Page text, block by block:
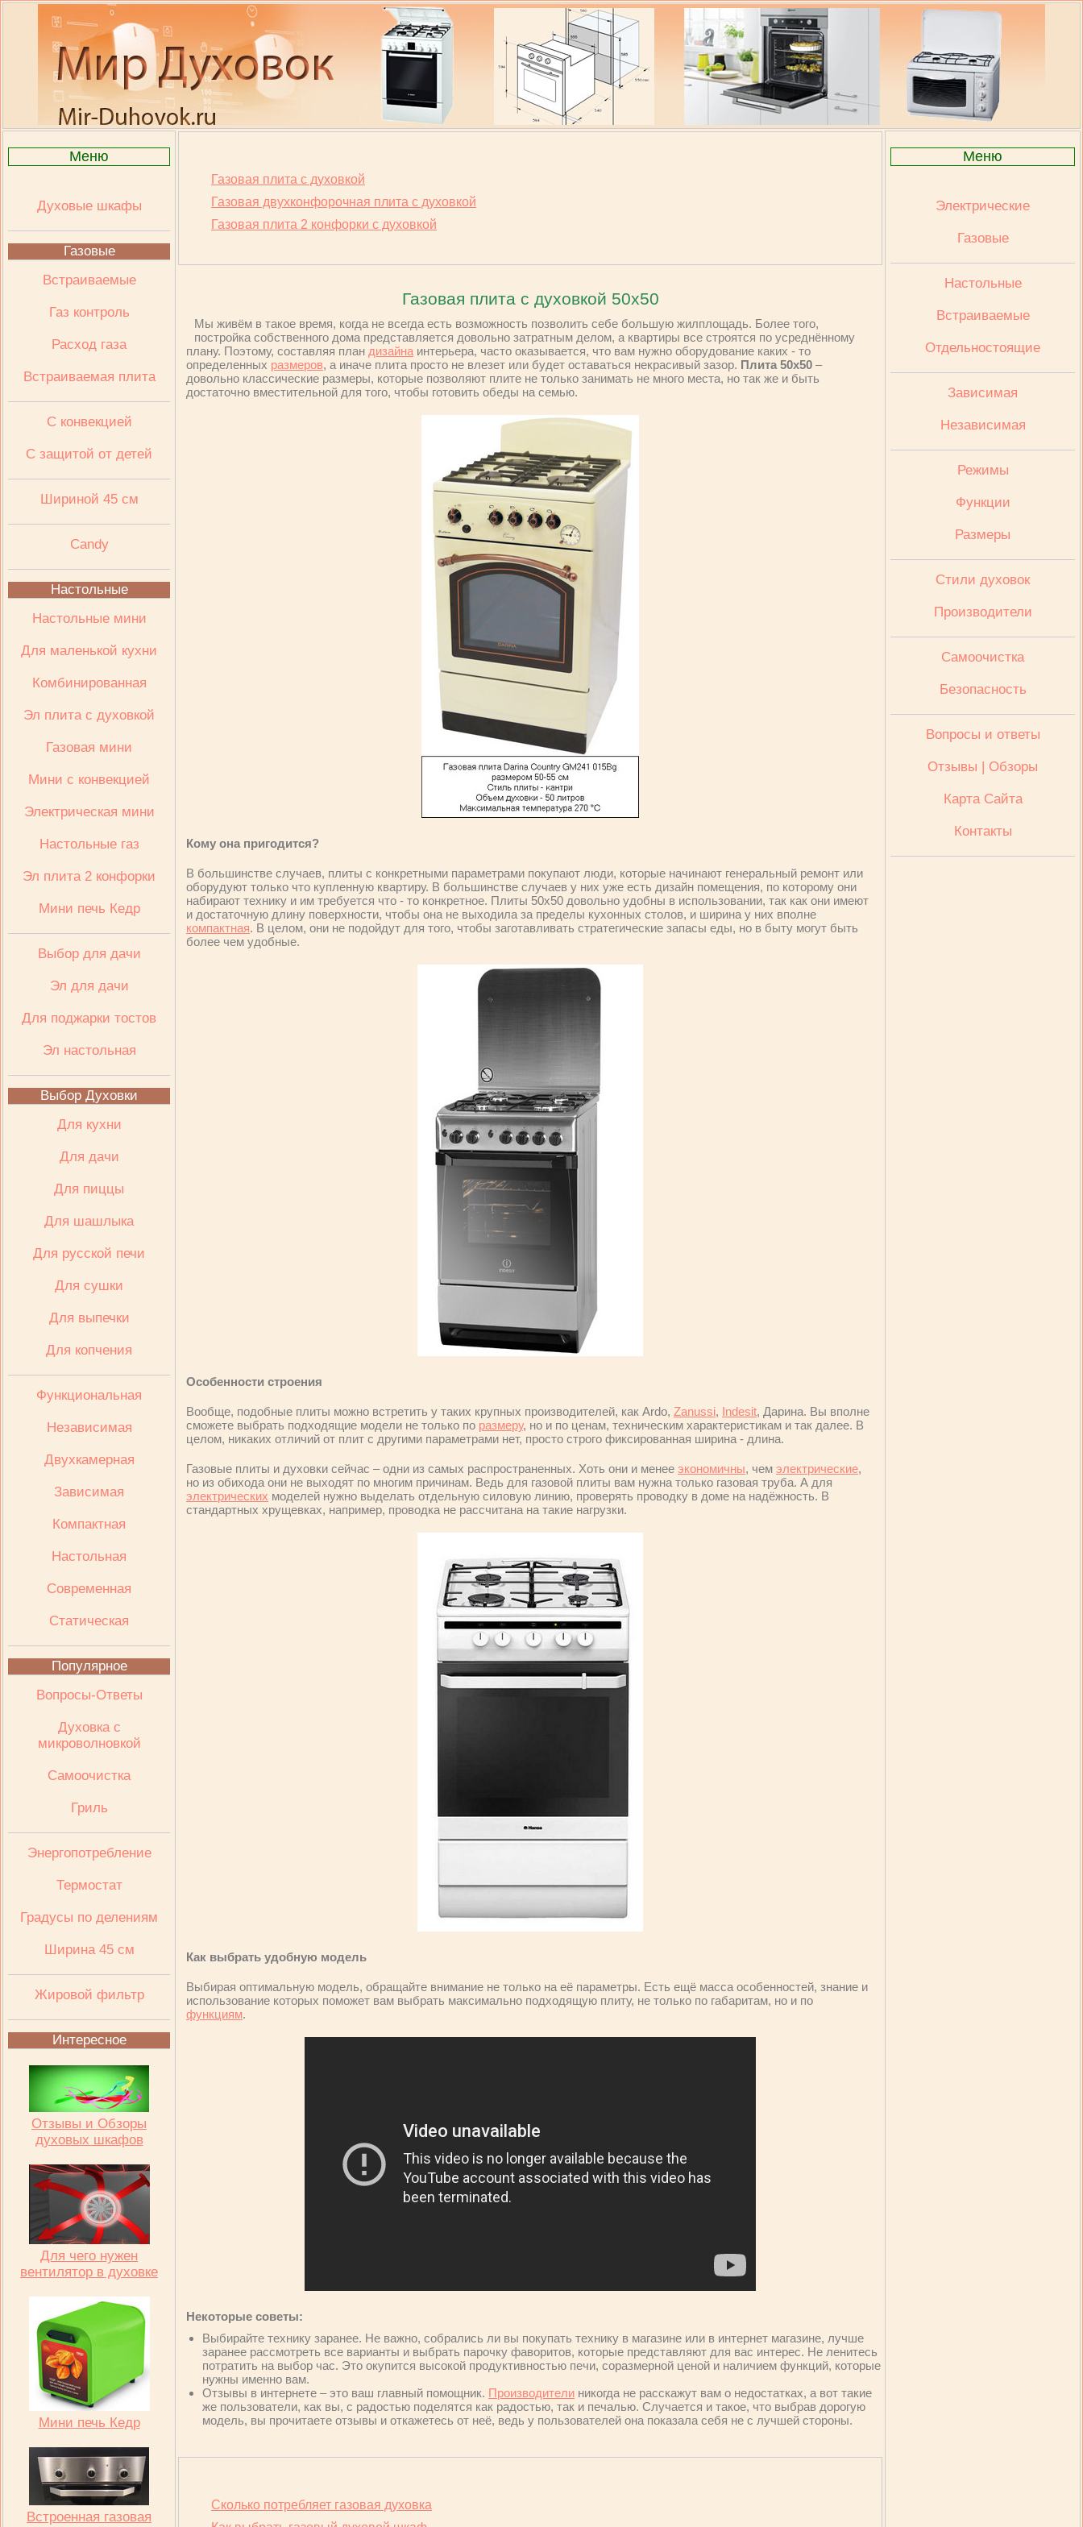
Меню
Духовые шкафы
Газовые
Встраиваемые
Газ контроль
Расход газа
Встраиваемая плита
C конвекцией
C защитой от детей
Шириной 45 см
Candy
Настольные
Настольные мини
Для маленькой кухни
Комбинированная
Эл плита с духовкой
Газовая мини
Мини с конвекцией
Электрическая мини
Настольные газ
Эл плита 2 конфорки
Мини печь Кедр
Выбор для дачи
Эл для дачи
Для поджарки тостов
Эл настольная
Выбор Духовки
Для кухни
Для дачи
Для пиццы
Для шашлыка
Для русской печи
Для сушки
Для выпечки
Для копчения
Функциональная
Независимая
Двухкамерная
Зависимая
Компактная
Настольная
Современная
Статическая
Популярное
Вопросы-Ответы
Духовка с
микроволновкой
Самоочистка
Гриль
Энергопотребление
Термостат
Градусы по делениям
Ширина 45 см
Жировой фильтр
Интересное
Отзывы и Обзоры
духовых шкафов
Для чего нужен
вентилятор в духовке
Мини печь Кедр
Встроенная газовая
Газовая плита с духовкой
Газовая двухконфорочная плита с духовкой
Газовая плита 2 конфорки с духовкой
Газовая плита с духовкой 50х50
Мы живём в такое время, когда не всегда есть возможность позволить себе большую жилплощадь. Более того,
постройка собственного дома представляется довольно затратным делом, а квартиры все строятся по усреднённому
плану. Поэтому, составляя план дизайна интерьера, часто оказывается, что вам нужно оборудование каких - то
определенных размеров, а иначе плита просто не влезет или будет оставаться некрасивый зазор. Плита 50х50 –
довольно классические размеры, которые позволяют плите не только занимать не много места, но так же и быть
достаточно вместительной для того, чтобы готовить обеды на семью.
Кому она пригодится?
В большинстве случаев, плиты с конкретными параметрами покупают люди, которые начинают генеральный ремонт или
оборудуют только что купленную квартиру. В большинстве случаев у них уже есть дизайн помещения, по которому они
набирают технику и им требуется что - то конкретное. Плиты 50х50 довольно удобны в использовании, так как они имеют
и достаточную длину поверхности, чтобы она не выходила за пределы кухонных столов, и ширина у них вполне
компактная. В целом, они не подойдут для того, чтобы заготавливать стратегические запасы еды, но в быту могут быть
более чем удобные.
Особенности строения
Вообще, подобные плиты можно встретить у таких крупных производителей, как Ardo, Zanussi, Indesit, Дарина. Вы вполне
сможете выбрать подходящие модели не только по размеру, но и по ценам, техническим характеристикам и так далее. В
целом, никаких отличий от плит с другими параметрами нет, просто строго фиксированная ширина - длина.
Газовые плиты и духовки сейчас – одни из самых распространенных. Хоть они и менее экономичны, чем электрические,
но из обихода они не выходят по многим причинам. Ведь для газовой плиты вам нужна только газовая труба. А для
электрических моделей нужно выделать отдельную силовую линию, проверять проводку в доме на надёжность. В
стандартных хрущевках, например, проводка не рассчитана на такие нагрузки.
Как выбрать удобную модель
Выбирая оптимальную модель, обращайте внимание не только на её параметры. Есть ещё масса особенностей, знание и
использование которых поможет вам выбрать максимально подходящую плиту, не только по габаритам, но и по
функциям.
Некоторые советы:
Выбирайте технику заранее. Не важно, собрались ли вы покупать технику в магазине или в интернет магазине, лучше
заранее рассмотреть все варианты и выбрать парочку фаворитов, которые представляют для вас интерес. Не ленитесь
потратить на выбор час. Это окупится высокой продуктивностью печи, соразмерной ценой и наличием функций, которые
нужны именно вам.
Отзывы в интернете – это ваш главный помощник. Производители никогда не расскажут вам о недостатках, а вот такие
же пользователи, как вы, с радостью поделятся как радостью, так и печалью. Случается и такое, что выбрав дорогую
модель, вы прочитаете отзывы и откажетесь от неё, ведь у пользователей она показала себя не с лучшей стороны.
Сколько потребляет газовая духовка
Меню
Электрические
Газовые
Настольные
Встраиваемые
Отдельностоящие
Зависимая
Независимая
Режимы
Функции
Размеры
Стили духовок
Производители
Cамоочистка
Безопасность
Вопросы и ответы
Отзывы | Обзоры
Карта Сайта
Контакты